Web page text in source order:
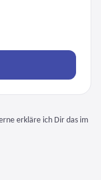
erkläre ich Dir das im